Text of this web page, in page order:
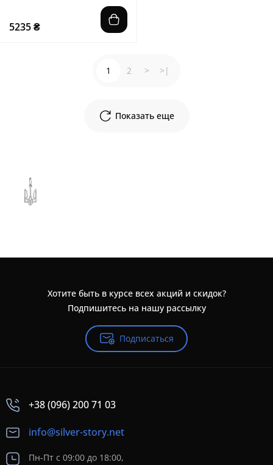
5235 ₴
Показать еще
1 2 > >|
Хотите быть в курсе всех акций и скидок?
Подпишитесь на нашу рассылку
Подписаться
+38 (096) 200 71 03
info@silver-story.net
Пн-Пт с 09:00 до 18:00,